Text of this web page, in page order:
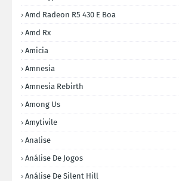
Amd Radeon R5 430 E Boa
Amd Rx
Amicia
Amnesia
Amnesia Rebirth
Among Us
Amytivile
Analise
Análise De Jogos
Análise De Silent Hill